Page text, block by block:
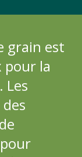
grain est
la
Les